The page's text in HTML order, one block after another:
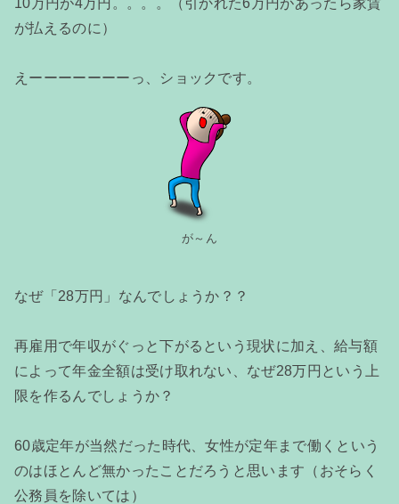
が払えるのに）
えーーーーーーーっ、ショックです。
が～ん
なぜ「28万円」なんでしょうか？？
再雇用で年収がぐっと下がるという現状に加え、給与額
によって年金全額は受け取れない、なぜ28万円という上
限を作るんでしょうか？
60歳定年が当然だった時代、女性が定年まで働くという
のはほとんど無かったことだろうと思います（おそらく
公務員を除いては）